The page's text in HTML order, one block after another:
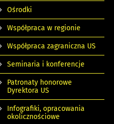
Ośrodki
Współpraca w regionie
Współpraca zagraniczna US
Seminaria i konferencje
Patronaty honorowe
Dyrektora US
Infografiki, opracowania
okolicznościowe